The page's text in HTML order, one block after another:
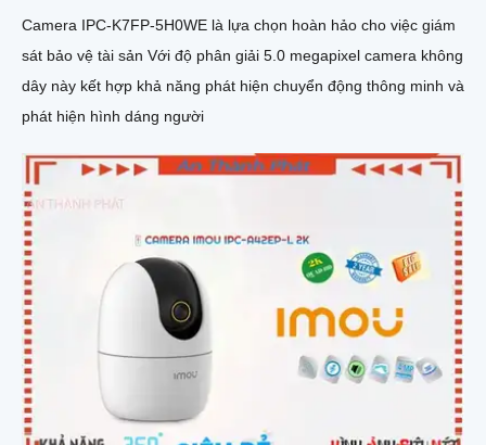
Camera IPC-K7FP-5H0WE là lựa chọn hoàn hảo cho việc giám
sát bảo vệ tài sản Với độ phân giải 5.0 megapixel camera không
dây này kết hợp khả năng phát hiện chuyển động thông minh và
phát hiện hình dáng người